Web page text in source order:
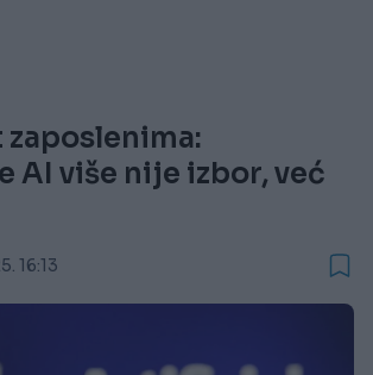
AI više nije izbor, već
16:13